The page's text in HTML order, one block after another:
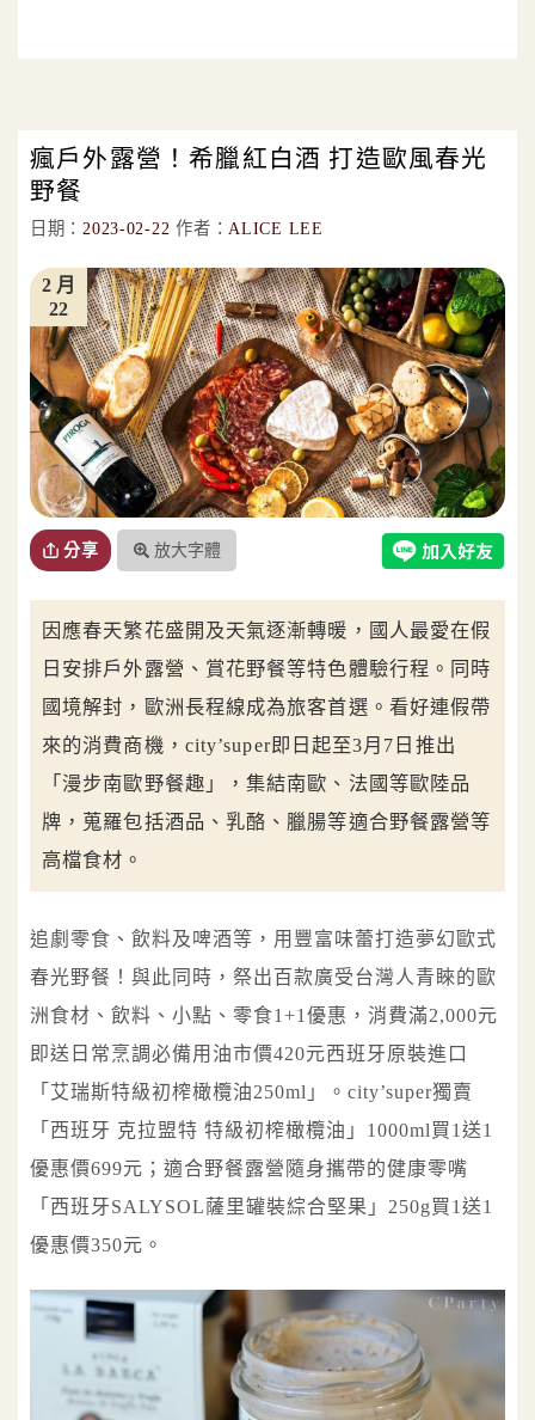
瘋戶外露營！希臘紅白酒 打造歐風春光
野餐
日期：2023-02-22 作者：ALICE LEE
22
2 月
分享 放大字體
因應春天繁花盛開及天氣逐漸轉暖，國人最愛在假
日安排戶外露營、賞花野餐等特色體驗行程。同時
國境解封，歐洲長程線成為旅客首選。看好連假帶
來的消費商機，city’super即日起至3月7日推出
「漫步南歐野餐趣」，集結南歐、法國等歐陸品
牌，蒐羅包括酒品、乳酪、臘腸等適合野餐露營等
高檔食材。
追劇零食、飲料及啤酒等，用豐富味蕾打造夢幻歐式
春光野餐！與此同時，祭出百款廣受台灣人青睞的歐
洲食材、飲料、小點、零食1+1優惠，消費滿2,000元
即送日常烹調必備用油市價420元西班牙原裝進口
「艾瑞斯特級初榨橄欖油250ml」。city’super獨賣
「西班牙 克拉盟特 特級初榨橄欖油」1000ml買1送1
優惠價699元；適合野餐露營隨身攜帶的健康零嘴
「西班牙SALYSOL薩里罐裝綜合堅果」250g買1送1
優惠價350元。